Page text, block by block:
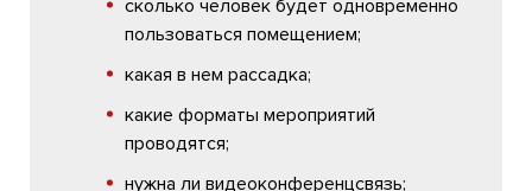
сколько человек будет одновременно
пользоваться помещением;
какая в нем рассадка;
какие форматы мероприятий
проводятся;
нужна ли видеоконференцсвязь;